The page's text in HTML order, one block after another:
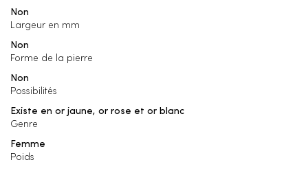
Non
Largeur en mm
Non
Forme de la pierre
Non
Possibilités
Existe en or jaune, or rose et or blanc
Genre
Femme
Poids